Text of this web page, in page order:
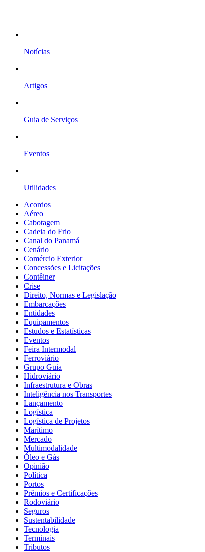
Notícias
Artigos
Guia de Serviços
Eventos
Utilidades
Acordos
Aéreo
Cabotagem
Cadeia do Frio
Canal do Panamá
Cenário
Comércio Exterior
Concessões e Licitações
Contêiner
Crise
Direito, Normas e Legislação
Embarcações
Entidades
Equipamentos
Estudos e Estatísticas
Eventos
Feira Intermodal
Ferroviário
Grupo Guia
Hidroviário
Infraestrutura e Obras
Inteligência nos Transportes
Lançamento
Logística
Logística de Projetos
Marítimo
Mercado
Multimodalidade
Óleo e Gás
Opinião
Política
Portos
Prêmios e Certificações
Rodoviário
Seguros
Sustentabilidade
Tecnologia
Terminais
Tributos